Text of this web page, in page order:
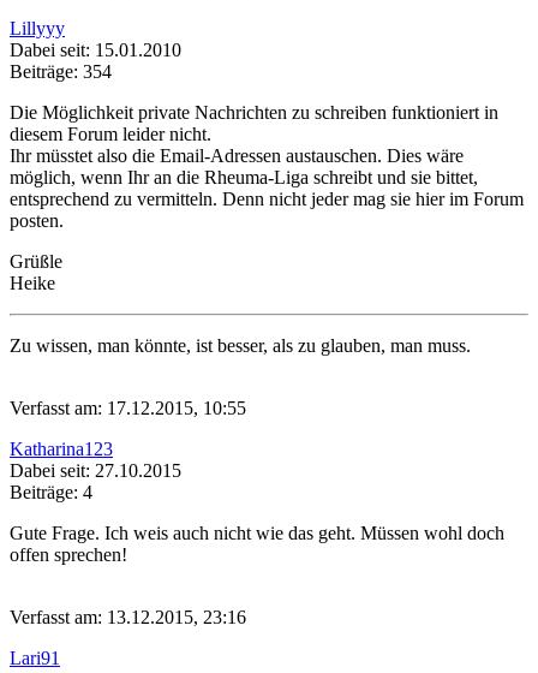
Lillyyy
Dabei seit: 15.01.2010
Beiträge: 354
Die Möglichkeit private Nachrichten zu schreiben funktioniert in
diesem Forum leider nicht.
Ihr müsstet also die Email-Adressen austauschen. Dies wäre
möglich, wenn Ihr an die Rheuma-Liga schreibt und sie bittet,
entsprechend zu vermitteln. Denn nicht jeder mag sie hier im Forum
posten.
Grüßle
Heike
Zu wissen, man könnte, ist besser, als zu glauben, man muss.
Verfasst am: 17.12.2015, 10:55
Katharina123
Dabei seit: 27.10.2015
Beiträge: 4
Gute Frage. Ich weis auch nicht wie das geht. Müssen wohl doch
offen sprechen!
Verfasst am: 13.12.2015, 23:16
Lari91